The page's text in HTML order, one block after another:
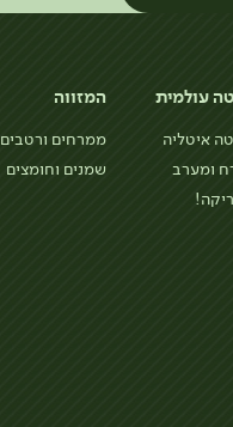
עולמית
איטליה
ומערב
המזווה
ממרחים ורטבים
שמנים וחומצים